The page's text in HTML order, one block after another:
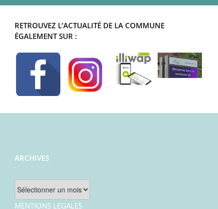
RETROUVEZ L’ACTUALITÉ DE LA COMMUNE
ÉGALEMENT SUR :
ARCHIVES
Archives
MENTIONS LEGALES